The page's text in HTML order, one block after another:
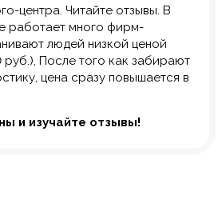
центра. Читайте отзывы. В
работает много фирм-
людей низкой ценой
После того как забирают
цена сразу повышается в
и изучайте отзывы!